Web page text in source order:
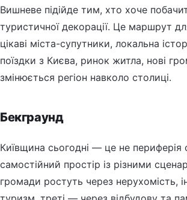
Вишневе підійде тим, хто хоче
туристичної декорації. Це маршрут
цікаві міста-супутники, локальна
поїздки з Києва, ринок житла, нові
змінюється регіон навколо столиці.
Бекграунд
Київщина сьогодні — це не периферія
самостійний простір із різними
громади ростуть через нерухомість,